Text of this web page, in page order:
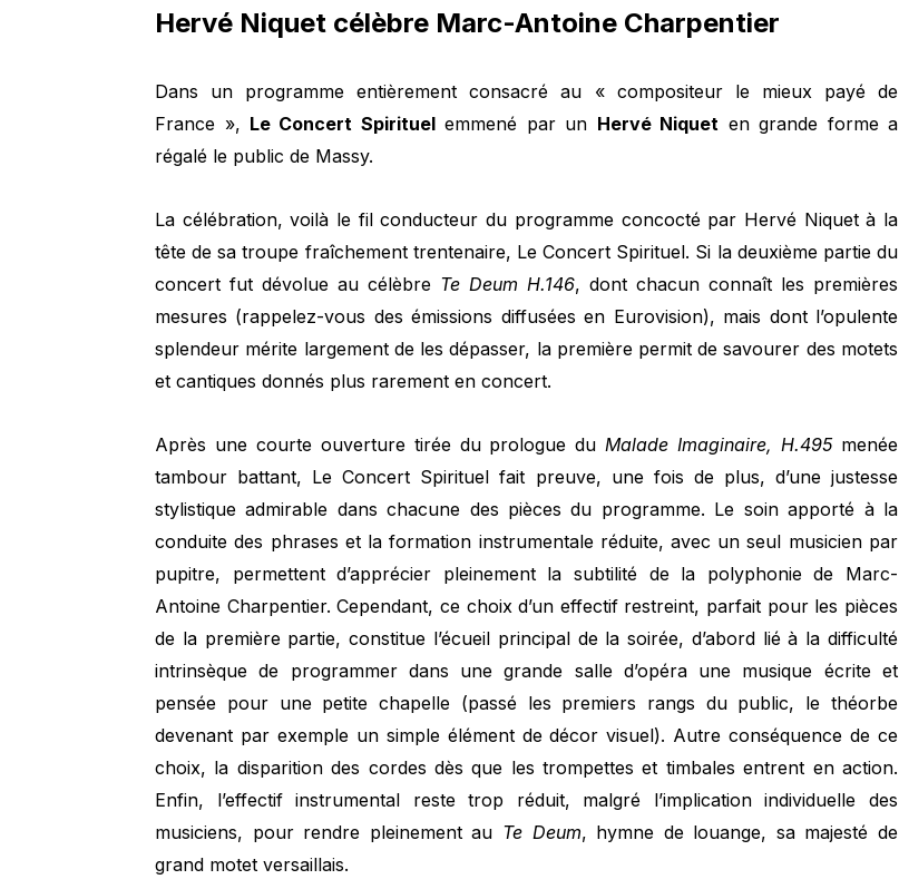
Hervé Niquet célèbre Marc-Antoine Charpentier
Dans un programme entièrement consacré au « compositeur le mieux payé de
France », Le Concert Spirituelemmené par un Hervé Niquet en grande forme a
régalé le public de Massy.
La célébration, voilà le fil conducteur du programme concocté par Hervé Niquet à la
tête de sa troupe fraîchement trentenaire, Le Concert Spirituel. Si la deuxième partie du
concert fut dévolue au célèbre Te Deum H.146, dont chacun connaît les premières
mesures (rappelez-vous des émissions diffusées en Eurovision), mais dont l’opulente
splendeur mérite largement de les dépasser, la première permit de savourer des motets
et cantiques donnés plus rarement en concert.
Après une courte ouverture tirée du prologue duMalade Imaginaire, H.495menée
tambour battant, Le Concert Spirituel fait preuve, une fois de plus, d’une justesse
stylistique admirable dans chacune des pièces du programme. Le soin apporté à la
conduite des phrases et la formation instrumentale réduite, avec un seul musicien par
pupitre, permettent d’apprécier pleinement la subtilité de la polyphonie de Marc-
Antoine Charpentier. Cependant, ce choix d’un effectif restreint, parfait pour les pièces
de la première partie, constitue l’écueil principal de la soirée, d’abord lié à la difficulté
intrinsèque de programmer dans une grande salle d’opéra une musique écrite et
pensée pour une petite chapelle (passé les premiers rangs du public, le théorbe
devenant par exemple un simple élément de décor visuel). Autre conséquence de ce
choix, la disparition des cordes dès que les trompettes et timbales entrent en action.
Enfin, l’effectif instrumental reste trop réduit, malgré l’implication individuelle des
musiciens, pour rendre pleinement au Te Deum, hymne de louange, sa majesté de
grand motet versaillais.